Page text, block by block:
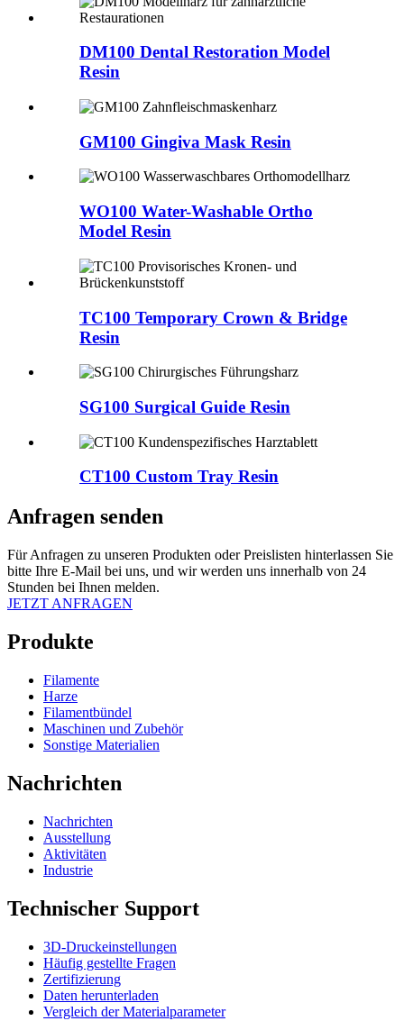
DM100 Dental Restoration Model
Resin
GM100 Gingiva Mask Resin
WO100 Water-Washable Ortho
Model Resin
TC100 Temporary Crown & Bridge
Resin
SG100 Surgical Guide Resin
CT100 Custom Tray Resin
Anfragen senden
Für Anfragen zu unseren Produkten oder Preislisten hinterlassen Sie
bitte Ihre E-Mail bei uns, und wir werden uns innerhalb von 24
Stunden bei Ihnen melden.
JETZT ANFRAGEN
Produkte
Filamente
Harze
Filamentbündel
Maschinen und Zubehör
Sonstige Materialien
Nachrichten
Nachrichten
Ausstellung
Aktivitäten
Industrie
Technischer Support
3D-Druckeinstellungen
Häufig gestellte Fragen
Zertifizierung
Daten herunterladen
Vergleich der Materialparameter